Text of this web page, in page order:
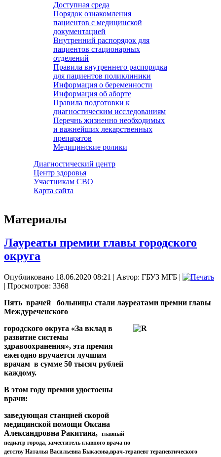
Доступная среда
Порядок ознакомления
пациентов с медицинской
документацией
Внутренний распорядок для
пациентов стационарных
отделений
Правила внутреннего распорядка
для пациентов поликлиники
Информация о беременности
Информация об аборте
Правила подготовки к
диагностическим исследованиям
Перечнь жизненно необходимых
и важнейших лекарственных
препаратов
Медицинские ролики
Диагностический центр
Центр здоровья
Участникам СВО
Карта сайта
Материалы
Лауреаты премии главы городского
округа
Опубликовано 18.06.2020 08:21 | Автор: ГБУЗ МГБ |
| Просмотров: 3368
Пять врачей больницы стали лауреатами премии главы
Междуреченского
городского округа «За вклад в
развитие системы
здравоохранения», эта премия
ежегодно вручается лучшим
врачам в сумме 50 тысяч рублей
каждому.
В этом году премии удостоены
врачи:
заведующая станцией скорой
медицинской помощи Оксана
Александровна Ракитина, главный
педиатр города, заместитель главного врача по
детству Наталья Васильевна Быкасова,врач-терапевт терапевтического